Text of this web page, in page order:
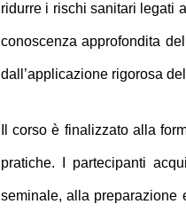
ridurre i rischi sanitari legati
conoscenza approfondita
dall’applicazione rigorosa
Il corso è finalizzato alla
pratiche. I partecipanti
seminale, alla preparazione